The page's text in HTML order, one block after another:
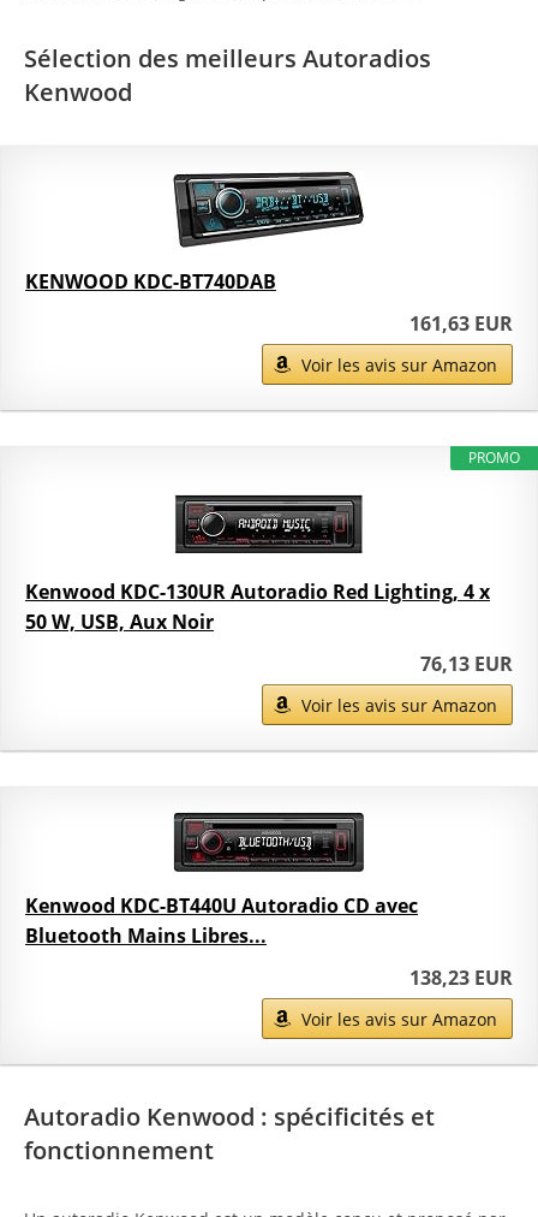
Sélection des meilleurs Autoradios
Kenwood
KENWOOD KDC-BT740DAB
161,63 EUR
Voir les avis sur Amazon
PROMO
Kenwood KDC-130UR Autoradio Red Lighting, 4 x
50 W, USB, Aux Noir
76,13 EUR
Voir les avis sur Amazon
Kenwood KDC-BT440U Autoradio CD avec
Bluetooth Mains Libres...
138,23 EUR
Voir les avis sur Amazon
Autoradio Kenwood : spécificités et
fonctionnement